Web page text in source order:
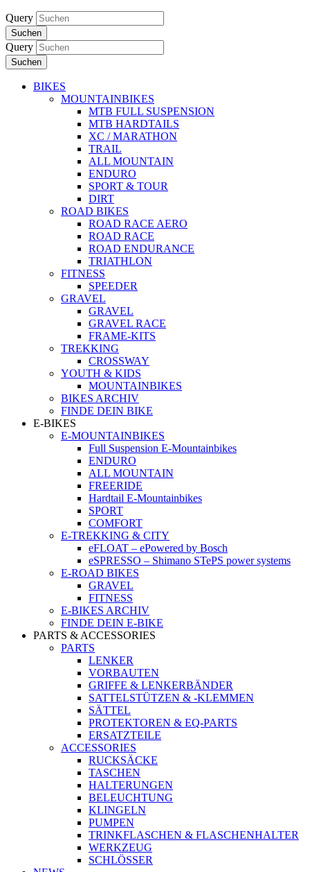
Query
Suchen
Query
Suchen
BIKES
MOUNTAINBIKES
MTB FULL SUSPENSION
MTB HARDTAILS
XC / MARATHON
TRAIL
ALL MOUNTAIN
ENDURO
SPORT & TOUR
DIRT
ROAD BIKES
ROAD RACE AERO
ROAD RACE
ROAD ENDURANCE
TRIATHLON
FITNESS
SPEEDER
GRAVEL
GRAVEL
GRAVEL RACE
FRAME-KITS
TREKKING
CROSSWAY
YOUTH & KIDS
MOUNTAINBIKES
BIKES ARCHIV
FINDE DEIN BIKE
E-BIKES
E-MOUNTAINBIKES
Full Suspension E-Mountainbikes
ENDURO
ALL MOUNTAIN
FREERIDE
Hardtail E-Mountainbikes
SPORT
COMFORT
E-TREKKING & CITY
eFLOAT – ePowered by Bosch
eSPRESSO – Shimano STePS power systems
E-ROAD BIKES
GRAVEL
FITNESS
E-BIKES ARCHIV
FINDE DEIN E-BIKE
PARTS & ACCESSORIES
PARTS
LENKER
VORBAUTEN
GRIFFE & LENKERBÄNDER
SATTELSTÜTZEN & -KLEMMEN
SÄTTEL
PROTEKTOREN & EQ-PARTS
ERSATZTEILE
ACCESSORIES
RUCKSÄCKE
TASCHEN
HALTERUNGEN
BELEUCHTUNG
KLINGELN
PUMPEN
TRINKFLASCHEN & FLASCHENHALTER
WERKZEUG
SCHLÖSSER